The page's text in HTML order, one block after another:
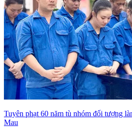
Tuyên phạt 60 năm tù nhóm đối tượng
Mau